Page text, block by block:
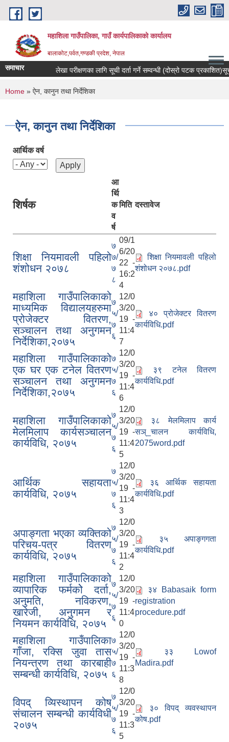
Skip to main content
महाशिला गाउँपालिका, गाउँ कार्यपालिकाको कार्यालय
बालाकोट,पर्वत,गण्डकी प्रदेश, नेपाल
समाचार लेखा परीक्षणका लागि सूची दर्ता गर्ने सम्वन्धी (दोस्रो पटक प्रकाशित)सूचना ।
You are here
Home » ऐन, कानुन तथा निर्देशिका
ऐन, कानुन तथा निर्देशिका
आर्थिक वर्ष
शिर्षक
आ
र्थि
क
व
र्ष
मिति दस्तावेज
शिक्षा नियमावली पहिलो
शंशोधन २०७८
७
७/
७
८
09/1
6/20
22 -
16:2
4
शिक्षा नियमावली पहिलो
शंशोधन २०७८.pdf
महाशिला गाउँपालिकाको
माध्यमिक विद्यालयहरुमा
प्रोजेक्टर वितरण,
सञ्चालन तथा अनुगमन
निर्देशिका,२०७५
७
५/
७
६
12/0
3/20
19 -
11:4
7
४० प्रोजेक्टर वितरण
कार्यविधि.pdf
महाशिला गाउँपालिकाको
एक घर एक टनेल वितरण
सञ्चालन तथा अनुगमन
निर्देशिका,२०७५
७
५/
७
६
12/0
3/20
19 -
11:4
6
३९ टनेल वितरण
कार्यविधि.pdf
महाशिला गाउँपालिकाको
मेलमिलाप कार्यसञ्चालन
कार्यविधि, २०७५
७
५/
७
६
12/0
3/20
19 -
11:4
5
३८ मेलमिलाप कार्य
सञ्_चालन कार्यविधि,
2075word.pdf
आर्थिक सहायता
कार्यविधि, २०७५
७
५/
७
६
12/0
3/20
19 -
11:4
3
३६ आर्थिक सहायता
कार्यविधि.pdf
अपाङ्गता भएका व्यक्तिको
परिचय-पत्र वितरण
कार्यविधि, २०७५
७
५/
७
६
12/0
3/20
19 -
11:4
2
३५ अपाङ्गगता
कार्यविधि.pdf
महाशिला गाउँपालिकाको
व्यापारिक फर्मकोे दर्ता,
अनुमति, नविकरण,
खारेजी, अनुगमन र
नियमन कार्यविधि, २०७५
७
५/
७
६
12/0
3/20
19 -
11:4
0
३४ Babasaik form
registration
procedure.pdf
महाशिला गाउँपालिका
गाँजा, रक्सि जुवा तास
नियन्त्रण तथा कारबाही
सम्बन्धी कार्यविधि, २०७५
७
५/
७
६
12/0
3/20
19 -
11:3
8
३३ Lowof
Madira.pdf
विपद् व्यिस्थापन कोष
संचालन सम्बन्धी कार्यविधी
२०७५
७
५/
७
६
12/0
3/20
19 -
11:3
5
३० विपद् व्यवस्थापन
कोष.pdf